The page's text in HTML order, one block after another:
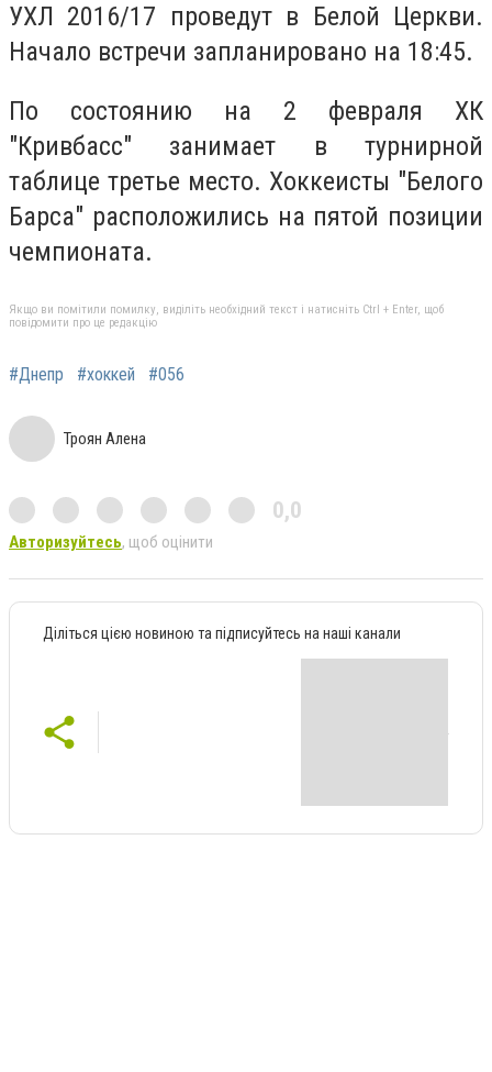
УХЛ 2016/17 проведут в Белой Церкви.
Начало встречи запланировано на 18:45.
По состоянию на 2 февраля ХК
"Кривбасс" занимает в турнирной
таблице третье место. Хоккеисты "Белого
Барса" расположились на пятой позиции
чемпионата.
Якщо ви помітили помилку, виділіть необхідний текст і натисніть Ctrl + Enter, щоб
повідомити про це редакцію
#Днепр #хоккей #056
Троян Алена
0,0
Авторизуйтесь, щоб оцінити
Діліться цією новиною та підписуйтесь на наші канали